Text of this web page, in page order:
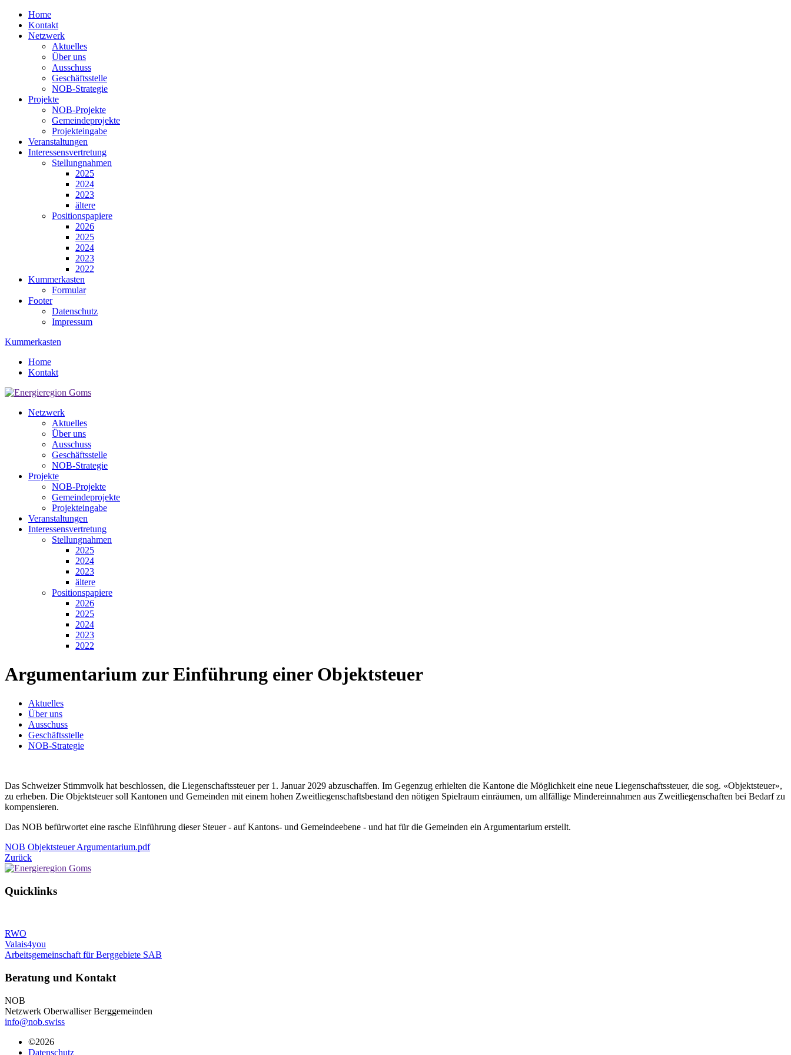
Home
Kontakt
Netzwerk
Aktuelles
Über uns
Ausschuss
Geschäftsstelle
NOB-Strategie
Projekte
NOB-Projekte
Gemeindeprojekte
Projekteingabe
Veranstaltungen
Interessensvertretung
Stellungnahmen
2025
2024
2023
ältere
Positionspapiere
2026
2025
2024
2023
2022
Kummerkasten
Formular
Footer
Datenschutz
Impressum
Kummerkasten
Home
Kontakt
Netzwerk
Aktuelles
Über uns
Ausschuss
Geschäftsstelle
NOB-Strategie
Projekte
NOB-Projekte
Gemeindeprojekte
Projekteingabe
Veranstaltungen
Interessensvertretung
Stellungnahmen
2025
2024
2023
ältere
Positionspapiere
2026
2025
2024
2023
2022
Argumentarium zur Einführung einer Objektsteuer
Aktuelles
Über uns
Ausschuss
Geschäftsstelle
NOB-Strategie
Das Schweizer Stimmvolk hat beschlossen, die Liegenschaftssteuer per 1. Januar 2029 abzuschaffen. Im Gegenzug erhielten die Kantone die Möglichkeit eine neue Liegenschaftssteuer, die sog. «Objektsteuer»,
zu erheben. Die Objektsteuer soll Kantonen und Gemeinden mit einem hohen Zweitliegenschaftsbestand den nötigen Spielraum einräumen, um allfällige Mindereinnahmen aus Zweitliegenschaften bei Bedarf zu
kompensieren.
Das NOB befürwortet eine rasche Einführung dieser Steuer - auf Kantons- und Gemeindeebene - und hat für die Gemeinden ein Argumentarium erstellt.
NOB Objektsteuer Argumentarium.pdf
Zurück
Quicklinks
RWO
Valais4you
Arbeitsgemeinschaft für Berggebiete SAB
Beratung und Kontakt
NOB
Netzwerk Oberwalliser Berggemeinden
info@nob.swiss
©2026
Datenschutz